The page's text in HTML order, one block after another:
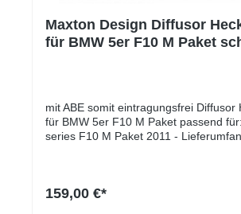
Maxton Design Diffusor
für BMW 5er F10 M Paket
mit ABE somit eintragungsfrei Diffusor
für BMW 5er F10 M Paket passend
series F10 M Paket 2011 - Lieferumfang:
159,00 €*